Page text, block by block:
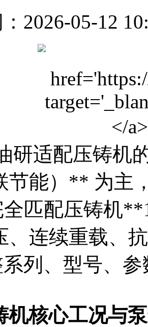
2026-05-12
研适配压铸机
节能）** 为主
匹配压铸机
、连续重载、
列、型号、
机核心工况与